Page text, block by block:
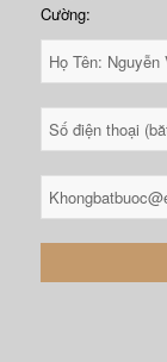
Cường: